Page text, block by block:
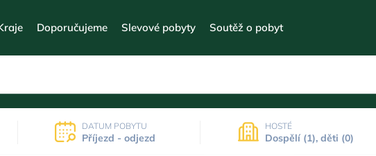
Doporučujeme Slevové pobyty Soutěž o pobyt
DATUM POBYTU
Příjezd - odjezd
HOSTÉ
Dospělí (1), děti (0)